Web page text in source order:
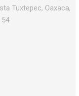
Tuxtepec, Oaxaca,